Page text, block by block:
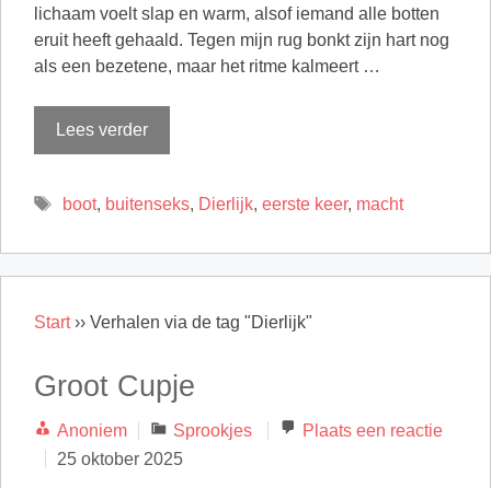
lichaam voelt slap en warm, alsof iemand alle botten
eruit heeft gehaald. Tegen mijn rug bonkt zijn hart nog
als een bezetene, maar het ritme kalmeert …
Lees verder
Tags
boot, buitenseks, Dierlijk, eerste keer, macht
Start›› Verhalen via de tag "Dierlijk"
Groot Cupje
Anoniem Categorieën
Sprookjes
Plaats een reactie
25 oktober 2025